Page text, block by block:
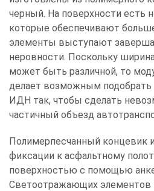
черный. На поверхности есть
которые обеспечивают
элементы выступают
неровности. Поскольку
может быть различной, то
делает возможным подобрать
ИДН так, чтобы сделать
частичный объезд
Полимерпесчанный концевик
фиксации к асфальтному
поверхностью с помощью
Светоотражающих элементов